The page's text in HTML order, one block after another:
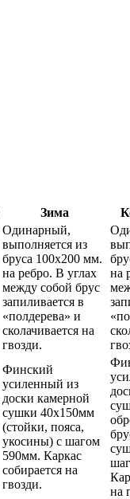
Зима
Одинарный,
выполняется из
бруса 100х200 мм.
на ребро. В углах
между собой брус
запиливается в
«полдерева» и
сколачивается на
гвозди.
на
Финский
усиленный из
доски камерной
сушки 40х150мм
(стойки, пояса,
укосины) с шагом
590мм. Каркас
собирается на
гвозди.
на